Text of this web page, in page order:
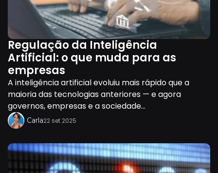
Regulação da Inteligência
Artificial: o que muda para as
empresas
A inteligência artificial evoluiu mais rápido que a
maioria das tecnologias anteriores — e agora
governos, empresas e a sociedade...
Carla22 set 2025